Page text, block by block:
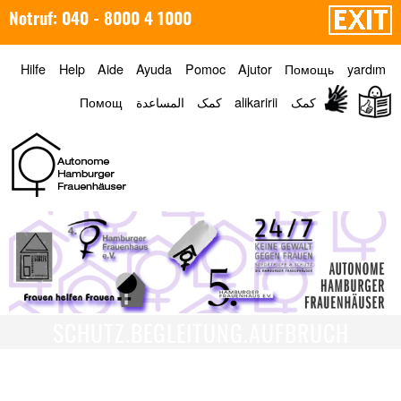
Notruf: 040 - 8000 4 1000
Hilfe Help Aide Ayuda Pomoc Ajutor Помощь
yardım
Помощ
المساعدة کمک alikaririi کمک